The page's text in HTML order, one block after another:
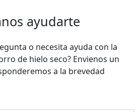
ayudarte
o necesita ayuda con la
de hielo seco? Envienos un
a la brevedad